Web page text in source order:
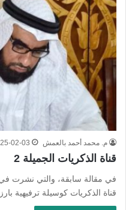
م. محمد أحمد بالعمش 02-03
قناة الذكريات الجميلة 2
قناة الذكريات كوسيلة ترفيهية